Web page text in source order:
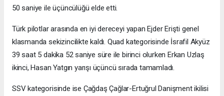
50 saniye ile üçüncülüğü elde etti.
Türk pilotlar arasında en iyi dereceyi yapan Ejder Erişti genel
klasmanda sekizincilikte kaldı. Quad kategorisinde İsrafil Akyüz
39 saat 5 dakika 52 saniye süre ile birinci olurken Erkan Uzlaş
ikinci, Hasan Yatgın yarışı üçüncü sırada tamamladı.
SSV kategorisinde ise Çağdaş Çağlar-Ertuğrul Danişment ikilisi